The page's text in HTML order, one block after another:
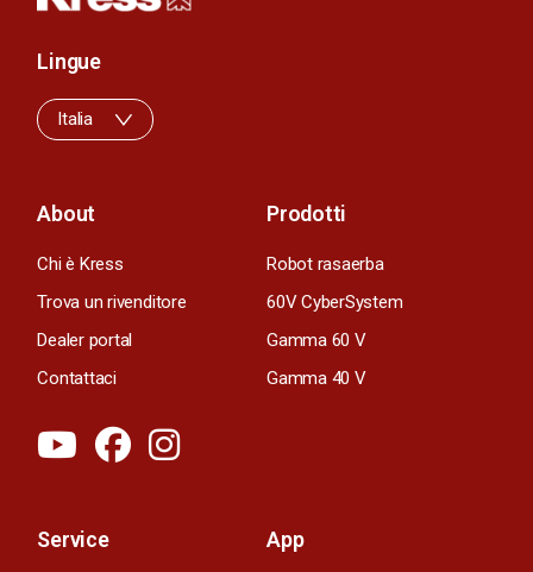
About
Chi è Kress
Trova un rivenditore
Dealer portal
Contattaci
Prodotti
Robot rasaerba
60V CyberSystem
Gamma 60 V
Gamma 40 V
Service App
Lingue
Italia